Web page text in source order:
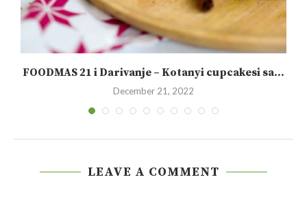
FOODMAS 21 i Darivanje – Kotanyi cupcakesi sa...
December 21, 2022
LEAVE A COMMENT